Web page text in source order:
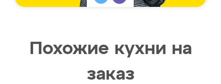
Похожие кухни на
заказ